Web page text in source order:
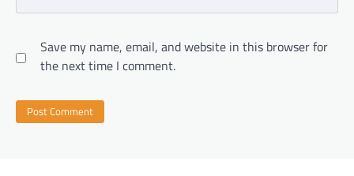
Save my name, email, and website in this browser for
the next time I comment.